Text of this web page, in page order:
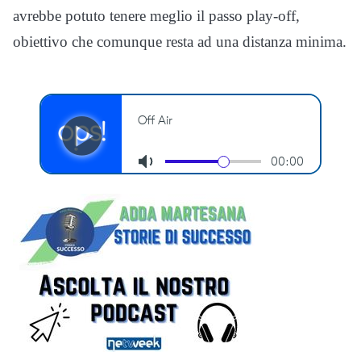
avrebbe potuto tenere meglio il passo play-off,
obiettivo che comunque resta ad una distanza minima.